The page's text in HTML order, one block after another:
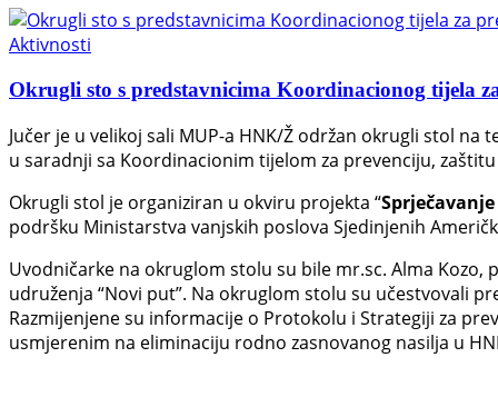
Aktivnosti
Okrugli sto s predstavnicima Koordinacionog tijela
Jučer je u velikoj sali MUP-a HNK/Ž održan okrugli stol na
u saradnji sa Koordinacionim tijelom za prevenciju,
Okrugli stol je organiziran u okviru projekta “
podršku Ministarstva vanjskih poslova Sjedinjenih
Uvodničarke na okruglom stolu su bile mr.sc. Alma
udruženja “Novi put”. Na okruglom stolu su učestvovali
Razmijenjene su informacije o Protokolu i Strategiji za
usmjerenim na eliminaciju rodno zasnovanog nasilja u